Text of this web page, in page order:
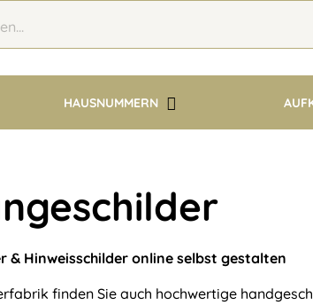
HAUSNUMMERN
& Hinweisschilder online selbst gestalten
finden Sie auch hochwertige